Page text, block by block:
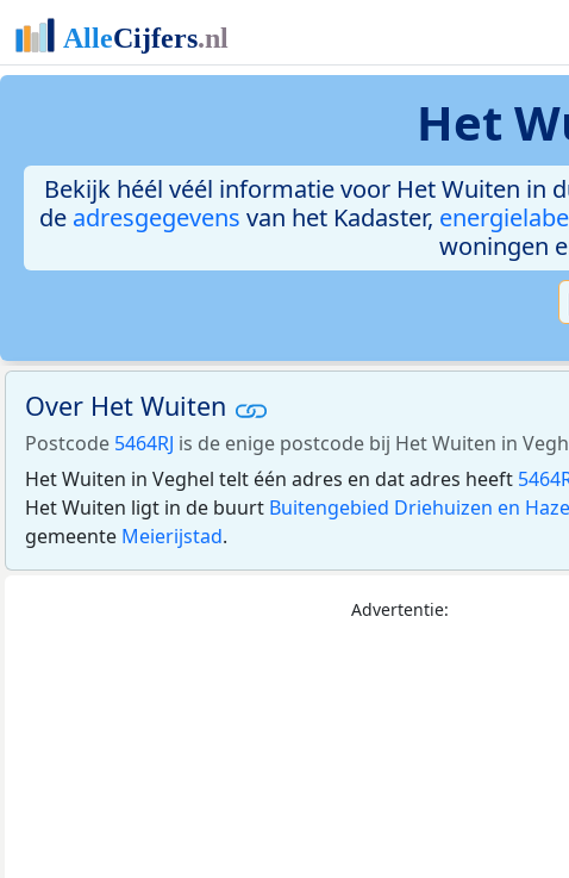
Het
Bekijk héél véél informatie voor Het Wuiten in
de adresgegevens van het Kadaster,
woningen
Over Het Wuiten
Postcode 5464RJ is de enige postcode bij Het Wuiten in
Het Wuiten in Veghel telt één adres en dat adres heeft
Het Wuiten ligt in de buurt Buitengebied Driehuizen en
gemeente Meierijstad.
Advertentie: